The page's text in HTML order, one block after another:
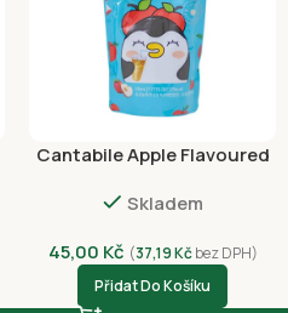
Cantabile Apple Flavoured
Skladem
45,00 Kč (37,19Kčbez DPH)
Přidat Do Košíku